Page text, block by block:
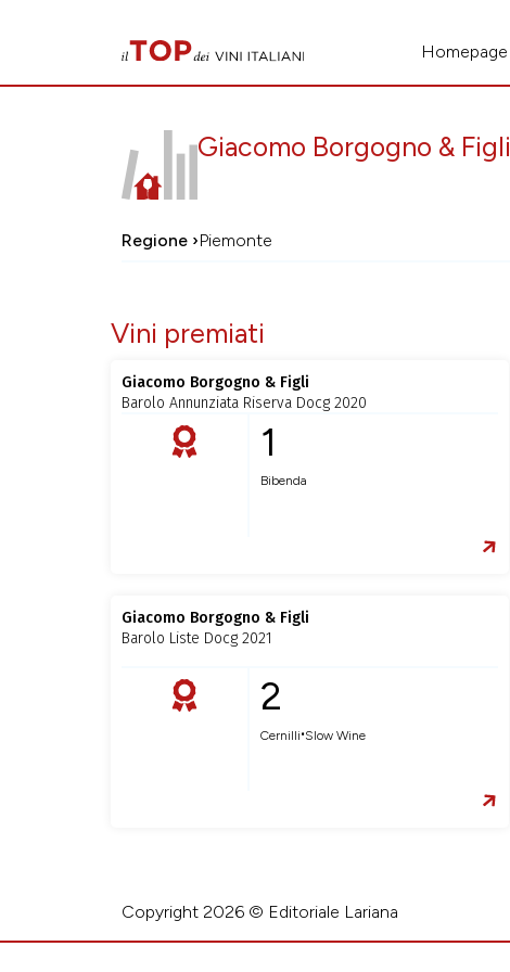
Homepage
Giacomo Borgogno & Figli
Regione ›Piemonte
Vini premiati
Giacomo Borgogno & Figli
Barolo Annunziata Riserva Docg 2020
1
Bibenda
Giacomo Borgogno & Figli
Barolo Liste Docg 2021
2
Cernilli•Slow Wine
Copyright 2026 © Editoriale Lariana